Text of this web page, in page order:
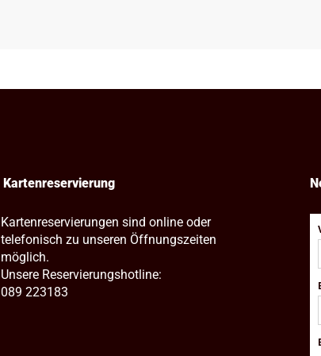
Kartenreservierung
Kartenreservierungen sind online oder
telefonisch zu unseren Öffnungszeiten
möglich.
Unsere Reservierungshotline:
089 223183